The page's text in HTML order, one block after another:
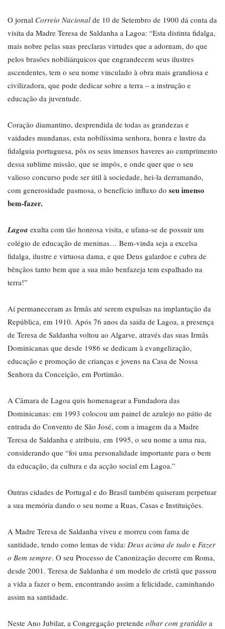
O jornal Correio Nacional de 10 de Setembro de 1900 dá conta da
visita da Madre Teresa de Saldanha a Lagoa: “Esta distinta fidalga,
mais nobre pelas suas preclaras virtudes que a adornam, do que
pelos brasões nobiliárquicos que engrandecem seus ilustres
ascendentes, tem o seu nome vinculado à obra mais grandiosa e
civilizadora, que pode dedicar sobre a terra – a instrução e
educação da juventude.
Coração diamantino, desprendida de todas as grandezas e
vaidades mundanas, esta nobilíssima senhora, honra e lustre da
fidalguia portuguesa, pôs os seus imensos haveres ao cumprimento
dessa sublime missão, que se impôs, e onde quer que o seu
valioso concurso pode ser útil à sociedade, hei-la derramando,
com generosidade pasmosa, o benefício influxo do seu imenso
bem-fazer.
Lagoa exulta com tão honrosa visita, e ufana-se de possuir um
colégio de educação de meninas… Bem-vinda seja a excelsa
fidalga, ilustre e virtuosa dama, e que Deus galardoe e cubra de
bênçãos tanto bem que a sua mão benfazeja tem espalhado na
terra!”
Aí permaneceram as Irmãs até serem expulsas na implantação da
República, em 1910. Após 76 anos da saída de Lagoa, a presença
de Teresa de Saldanha voltou ao Algarve, através das suas Irmãs
Dominicanas que desde 1986 se dedicam à evangelização,
educação e promoção de crianças e jovens na Casa de Nossa
Senhora da Conceição, em Portimão.
A Câmara de Lagoa quis homenagear a Fundadora das
Dominicanas: em 1993 colocou um painel de azulejo no pátio de
entrada do Convento de São José, com a imagem da a Madre
Teresa de Saldanha e atribuiu, em 1995, o seu nome a uma rua,
considerando que “foi uma personalidade importante para o bem
da educação, da cultura e da acção social em Lagoa.”
Outras cidades de Portugal e do Brasil também quiseram perpetuar
a sua memória dando o seu nome a Ruas, Casas e Instituições.
A Madre Teresa de Saldanha viveu e morreu com fama de
santidade, tendo como lemas de vida: Deus acima de tudo e Fazer
o Bem sempre. O seu Processo de Canonização decorre em Roma,
desde 2001. Teresa de Saldanha é um modelo de cristã que passou
a vida a fazer o bem, encontrando assim a felicidade, caminhando
assim na santidade.
Neste Ano Jubilar, a Congregação pretende olhar com gratidão a